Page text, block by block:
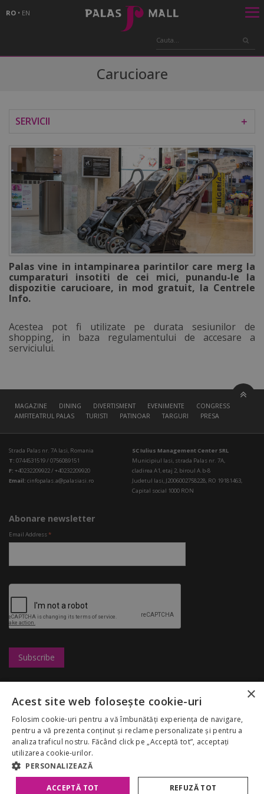
RO • EN
Carucioare
SERVICII ＋
Palas vine in intampinarea parintilor care merg la
cumparaturi insotiti de cei mici, punandu-le la
dispozitie carucioare, in mod gratuit, la Centrele
Info.
Acestea pot fi utilizate pe durata sesiunilor de
shopping, in baza regulamentului de accesare a
serviciului.
MAGAZINE DINING DIVERTISMENT EVENIMENTE
CONGRESS HALL
AMFITEATRUL PALAS
TURISTI PATINOAR TARGURI PRESA
Strada Palas nr. 7A Iasi, Romania
T: 0744531519 / 0756089151
F: +40232209922 / +40232209920
Email: cinfopalas.a@palasiasi.ro
SC Iulius Management Center SRL
Municipiul Iasi, strada Palas nr. 7A,
cladirea A1, etaj 2, biroul A.b-8
Judetul Iasi, J2006002758228, RO 19181463,
Capital social 1000 RON
Abonare newsletter
Email Address*
Marketing
Regulamentul
Palas Mall
My Account
GDPR
Congresshall
Targuri
Restaurante
Reduceri
Despre noi
Copyright 2026 Palas Mall. Toate drepturile rezervate.
×
Acest site web folosește cookie-uri
Folosim cookie-uri pentru a vă îmbunătăți experiența de navigare,
pentru a vă prezenta conținut și reclame personalizate și pentru a
analiza traficul nostru. Făcând click pe „Acceptă tot”, acceptați
utilizarea cookie-urilor.
PERSONALIZEAZĂ
ACCEPTĂ TOT REFUZĂ TOT